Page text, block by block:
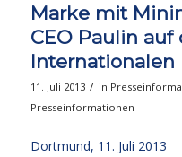
Marke mit
CEO Paulin auf
11. Juli 2013 / in
Presseinformationen
Dortmund, 11. Juli 2013